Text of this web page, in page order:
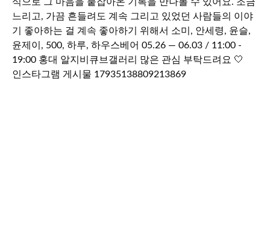
인스타그램 게시물 17935138809213869